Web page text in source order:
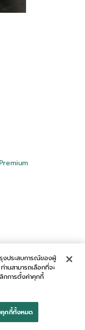
งประสบการณ์ของผู้
านสามารถเลือกที่จะ
กการตั้งค่าคุกกี้
กกี้ทั้งหมด